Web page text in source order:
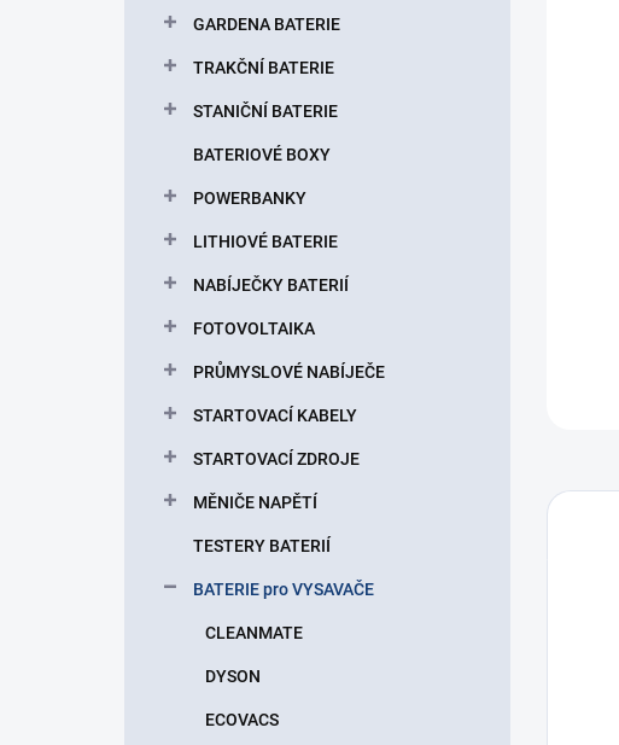
GARDENA BATERIE
TRAKČNÍ BATERIE
STANIČNÍ BATERIE
BATERIOVÉ BOXY
POWERBANKY
LITHIOVÉ BATERIE
NABÍJEČKY BATERIÍ
FOTOVOLTAIKA
PRŮMYSLOVÉ NABÍJEČE
STARTOVACÍ KABELY
STARTOVACÍ ZDROJE
MĚNIČE NAPĚTÍ
TESTERY BATERIÍ
BATERIE pro VYSAVAČE
CLEANMATE
DYSON
ECOVACS